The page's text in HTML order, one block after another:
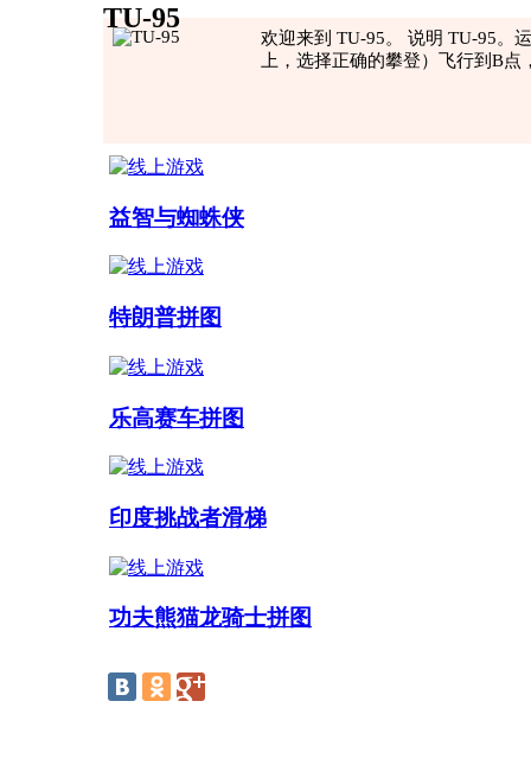
TU-95
欢迎来到 TU-95。 说明 TU-95。
上，选择正确的攀登）飞行到B
益智与蜘蛛侠
特朗普拼图
乐高赛车拼图
印度挑战者滑梯
功夫熊猫龙骑士拼图